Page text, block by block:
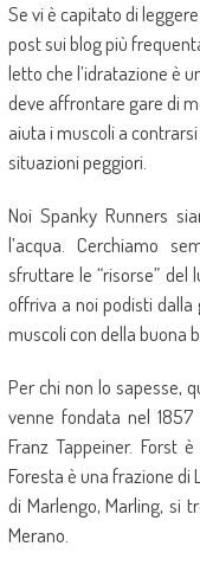
Se vi è capitato di
post sui blog più
letto che l’idratazione è
deve affrontare gare di
aiuta i muscoli a
situazioni peggiori.
Noi Spanky Runners
l’acqua. Cerchiamo
sfruttare le “risorse” del
offriva a noi podisti dalla
muscoli con della buona
Per chi non lo sapesse,
venne fondata nel
Franz Tappeiner. Forst
Foresta è una frazione di
di Marlengo, Marling, si
Merano.